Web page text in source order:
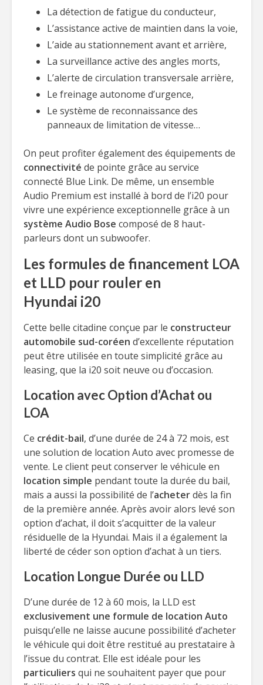
La détection de fatigue du conducteur,
L’assistance active de maintien dans la voie,
L’aide au stationnement avant et arrière,
La surveillance active des angles morts,
L’alerte de circulation transversale arrière,
Le freinage autonome d’urgence,
Le système de reconnaissance des
panneaux de limitation de vitesse…
On peut profiter également des équipements de
connectivité de pointe grâce au service
connecté Blue Link. De même, un ensemble
Audio Premium est installé à bord de l’i20 pour
vivre une expérience exceptionnelle grâce à un
système Audio Bose composé de 8 haut-
parleurs dont un subwoofer.
Les formules de financement LOA
et LLD pour rouler en
Hyundai i20
Cette belle citadine conçue par le constructeur
automobile sud-coréen d’excellente réputation
peut être utilisée en toute simplicité grâce au
leasing, que la i20 soit neuve ou d’occasion.
Location avec Option d’Achat ou
LOA
Ce crédit-bail, d’une durée de 24 à 72 mois, est
une solution de location Auto avec promesse de
vente. Le client peut conserver le véhicule en
location simple pendant toute la durée du bail,
mais a aussi la possibilité de l’acheterdès la fin
de la première année. Après avoir alors levé son
option d’achat, il doit s’acquitter de la valeur
résiduelle de la Hyundai. Mais il a également la
liberté de céder son option d’achat à un tiers.
Location Longue Durée ou LLD
D’une durée de 12 à 60 mois, la LLD est
exclusivement une formule de location Auto
puisqu’elle ne laisse aucune possibilité d’acheter
le véhicule qui doit être restitué au prestataire à
l’issue du contrat. Elle est idéale pour les
particuliers qui ne souhaitent payer que pour